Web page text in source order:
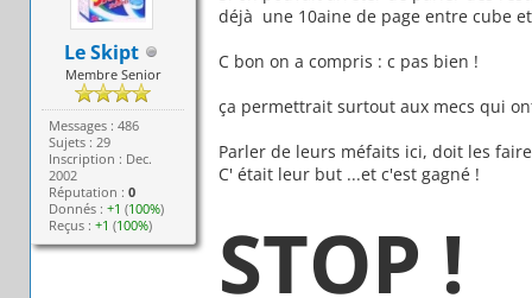
Le Skipt
Membre Senior
Messages : 486
Sujets : 29
Inscription : Dec.
2002
Réputation :0
Donnés :+1 (100%)
Reçus :+1 (100%)
déjà une 10aine de page entre cube
C bon on a compris : c pas bien !
ça permettrait surtout aux mecs qui
Parler de leurs méfaits ici, doit les
C' était leur but ...et c'est gagné !
STOP !